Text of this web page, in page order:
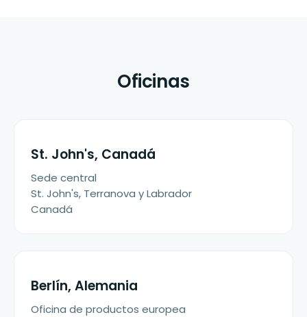
Oficinas
St. John's, Canadá
Sede central
St. John's, Terranova y Labrador
Canadá
Berlín, Alemania
Oficina de productos europea